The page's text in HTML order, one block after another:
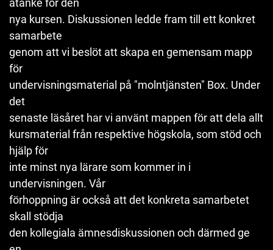
åtanke för den
nya kursen. Diskussionen ledde fram till ett konkret
samarbete
genom att vi beslöt att skapa en gemensam mapp
för
undervisningsmaterial på "molntjänsten" Box. Under
det
senaste läsåret har vi använt mappen för att dela allt
kursmaterial från respektive högskola, som stöd och
hjälp för
inte minst nya lärare som kommer in i
undervisningen. Vår
förhoppning är också att det konkreta samarbetet
skall stödja
den kollegiala ämnesdiskussionen och därmed ge